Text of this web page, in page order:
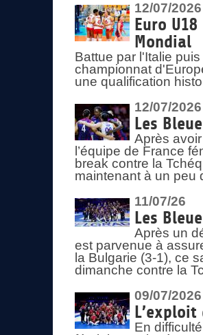
12/07/2026
Euro
Mondial
Battue par l'Italie
championnat
une qualification
12/07/2026
Les
Après
l’équipe de France
break contre la
maintenant à un peu
11/07/26
Les
Après un
est parvenue à
la Bulgarie (3-1), ce
dimanche contre la
09/07/2026
En